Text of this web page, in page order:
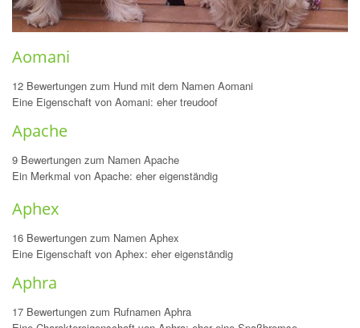
Aomani
12 Bewertungen zum Hund mit dem Namen Aomani
Eine Eigenschaft von Aomani: eher treudoof
Apache
9 Bewertungen zum Namen Apache
Ein Merkmal von Apache: eher eigenständig
Aphex
16 Bewertungen zum Namen Aphex
Eine Eigenschaft von Aphex: eher eigenständig
Aphra
17 Bewertungen zum Rufnamen Aphra